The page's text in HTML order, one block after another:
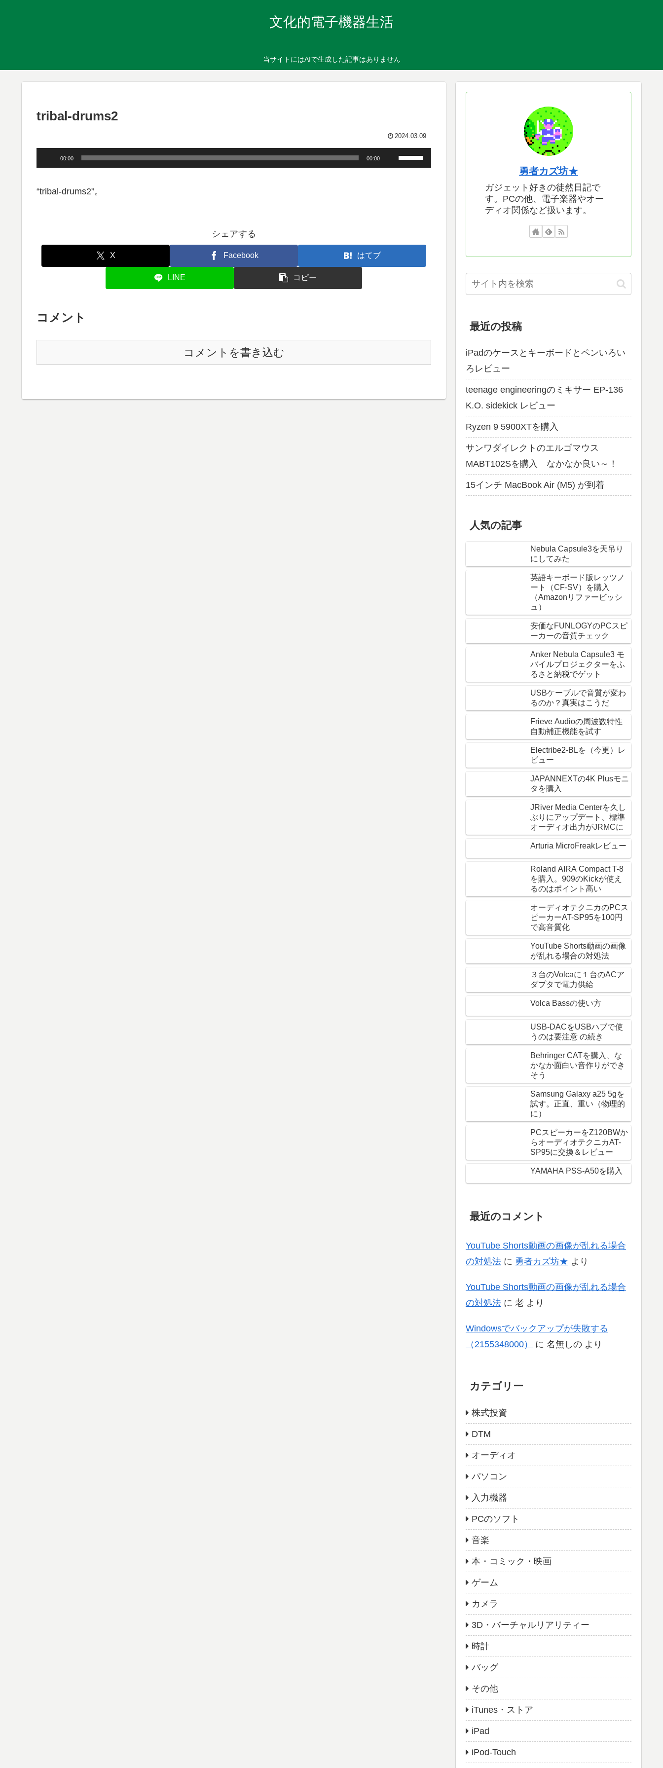
文化的電子機器生活
当サイトにはAIで生成した記事はありません
tribal-drums2
2024.03.09
声
プ
00:00 00:00
ボ
リ
に
“tribal-drums2”。
シェアする
X Facebook はてブ
LINE コピー
コメント
コメントを書き込む
勇者カズ坊★
ガジェット好きの徒然日記で
す。PCの他、電子楽器やオー
ディオ関係など扱います。
最近の投稿
iPadのケースとキーボードとペンいろい
ろレビュー
teenage engineeringのミキサー EP-136
K.O. sidekick レビュー
Ryzen 9 5900XTを購入
サンワダイレクトのエルゴマウス
MABT102Sを購入 なかなか良い～！
15インチ MacBook Air (M5) が到着
人気の記事
Nebula Capsule3を天吊り
にしてみた
英語キーボード版レッツノ
ート（CF-SV）を購入
（Amazonリファービッシ
ュ）
安価なFUNLOGYのPCスピ
ーカーの音質チェック
Anker Nebula Capsule3 モ
バイルプロジェクターをふ
るさと納税でゲット
USBケーブルで音質が変わ
るのか？真実はこうだ
Frieve Audioの周波数特性
自動補正機能を試す
Electribe2-BLを（今更）レ
ビュー
JAPANNEXTの4K Plusモニ
タを購入
JRiver Media Centerを久し
ぶりにアップデート、標準
オーディオ出力がJRMCに
Arturia MicroFreakレビュー
Roland AIRA Compact T-8
を購入。909のKickが使え
るのはポイント高い
オーディオテクニカのPCス
ピーカーAT-SP95を100円
で高音質化
YouTube Shorts動画の画像
が乱れる場合の対処法
３台のVolcaに１台のACア
ダプタで電力供給
Volca Bassの使い方
USB-DACをUSBハブで使
うのは要注意 の続き
Behringer CATを購入、な
かなか面白い音作りができ
そう
Samsung Galaxy a25 5gを
試す。正直、重い（物理的
に）
PCスピーカーをZ120BWか
らオーディオテクニカAT-
SP95に交換＆レビュー
YAMAHA PSS-A50を購入
最近のコメント
YouTube Shorts動画の画像が乱れる場合
の対処法 に 勇者カズ坊★ より
YouTube Shorts動画の画像が乱れる場合
の対処法 に 老 より
Windowsでバックアップが失敗する
（2155348000）
に 名無しの より
カテゴリー
株式投資
DTM
オーディオ
パソコン
入力機器
PCのソフト
音楽
本・コミック・映画
ゲーム
カメラ
3D・バーチャルリアリティー
時計
バッグ
その他
iTunes・ストア
iPad
iPod-Touch